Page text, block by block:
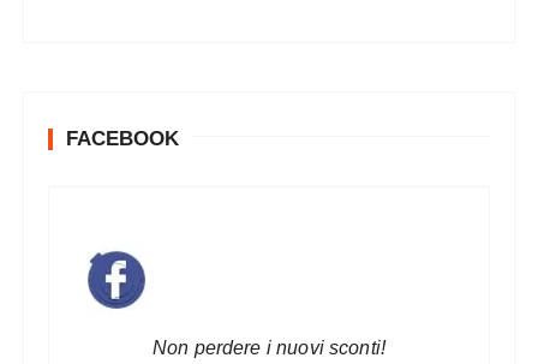
FACEBOOK
Non perdere i nuovi sconti!